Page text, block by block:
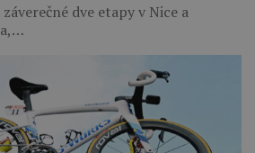
dve etapy v Nice a